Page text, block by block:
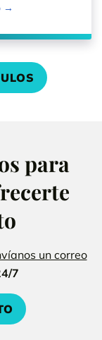
→
para
un correo
7